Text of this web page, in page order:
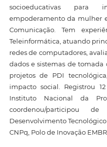
socioeducativas para
empoderamento da mulher
Comunicação. Tem
Teleinformática, atuando
redes de computadores,
dados e sistemas de tomada
projetos de PDI
impacto social. Registrou
Instituto Nacional da
coordenou/participou
Desenvolvimento
CNPq, Polo de Inovação